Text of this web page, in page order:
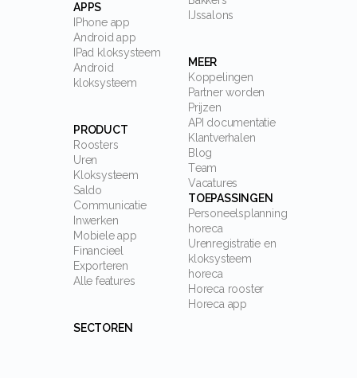
APPS
IPhone app
Android app
IPad kloksysteem
Android
kloksysteem
PRODUCT
Roosters
Uren
Kloksysteem
Saldo
Communicatie
Inwerken
Mobiele app
Financieel
Exporteren
Alle features
SECTOREN
IJssalons
MEER
Koppelingen
Partner worden
Prijzen
API documentatie
Klantverhalen
Blog
Team
Vacatures
TOEPASSINGEN
Personeelsplanning
horeca
Urenregistratie en
kloksysteem
horeca
Horeca rooster
Horeca app